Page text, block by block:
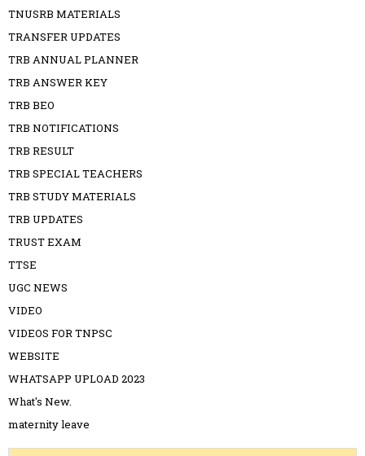
TNUSRB MATERIALS
TRANSFER UPDATES
TRB ANNUAL PLANNER
TRB ANSWER KEY
TRB BEO
TRB NOTIFICATIONS
TRB RESULT
TRB SPECIAL TEACHERS
TRB STUDY MATERIALS
TRB UPDATES
TRUST EXAM
TTSE
UGC NEWS
VIDEO
VIDEOS FOR TNPSC
WEBSITE
WHATSAPP UPLOAD 2023
What's New.
maternity leave